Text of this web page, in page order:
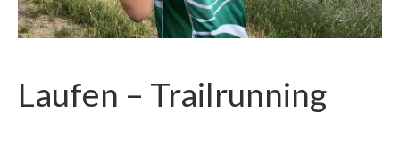
Laufen – Trailrunning